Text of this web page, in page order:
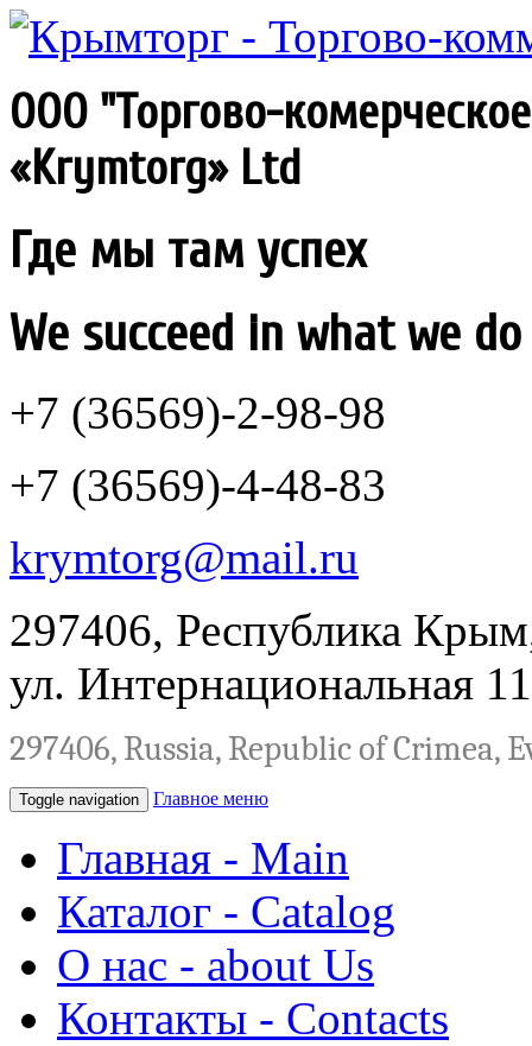
ООО "Торгово-
«Krymtorg» Ltd
Где мы там успех
We succeed in what we do
+7 (36569)-2-98-98
+7 (36569)-4-48-83
krymtorg@mail.ru
297406, Республика
ул. Интернациональная
297406, Russia, Republic of Crimea,
Toggle navigation Главное меню
Главная - Main
Каталог - Сatalog
О нас - about Us
Контакты - Сontacts